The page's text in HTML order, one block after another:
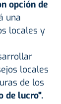
opción de
una
locales y
locales
de los
de lucro".